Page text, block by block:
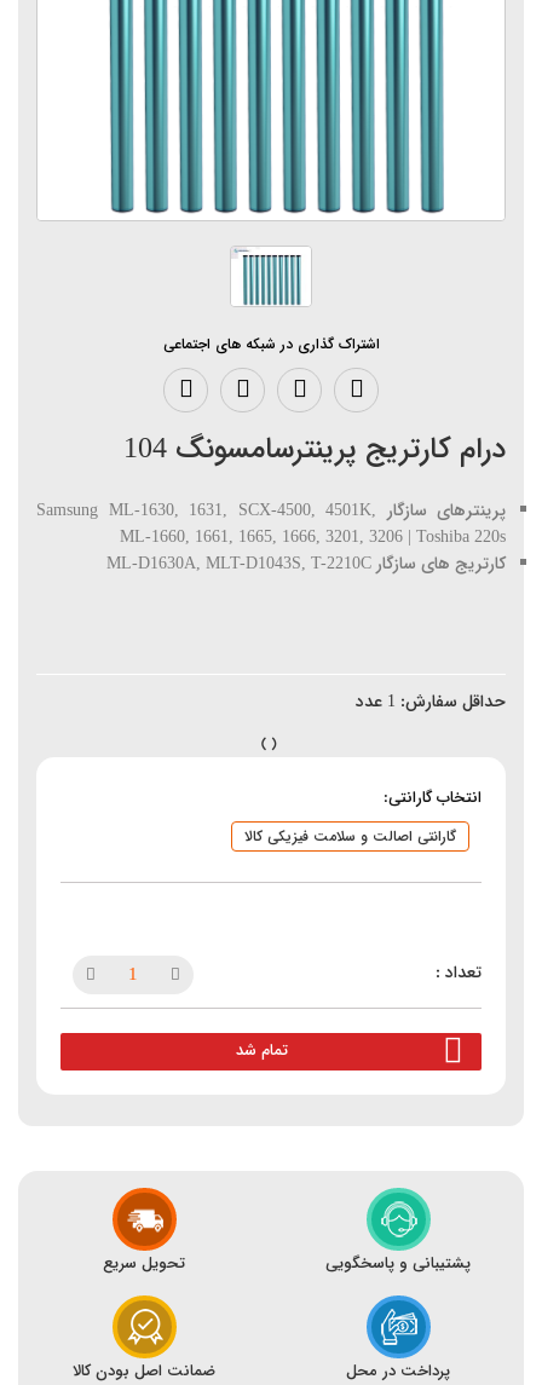
اشتراک گذاری در شبکه های اجتماعی
درام کارتریج پرینترسامسونگ 104
پرینترهای سازگار Samsung ML-1630, 1631, SCX-4500, 4501K,
ML-1660, 1661, 1665, 1666, 3201, 3206 | Toshiba 220s
کارتریج های سازگار ML-D1630A, MLT-D1043S, T-2210C
حداقل سفارش: 1 عدد
انتخاب گارانتی:
گارانتی اصالت و سلامت فیزیکی کالا
تمام شد
پشتیبانی و پاسخگویی تحویل سریع
پرداخت در محل ضمانت اصل بودن کالا